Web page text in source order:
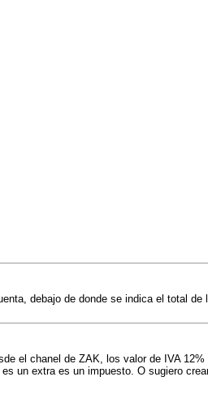
debajo de donde se indica el total de
el chanel de ZAK, los valor de IVA
un extra es un impuesto. O sugiero